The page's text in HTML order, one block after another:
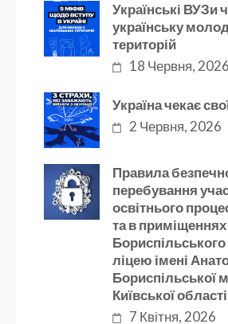
Українські ВУЗи
українську
територій
18 Червня, 2026
Україна чекає
2 Червня, 2026
Правила
перебування
освітнього
та в приміщеннях
ліцею імені
Бориспільської
Київської області
7 Квітня, 2026